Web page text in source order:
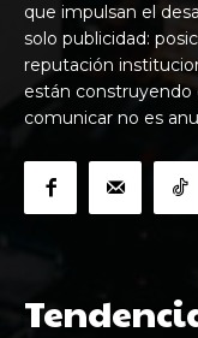
que impulsan el
solo publicidad:
reputación
están construyendo
comunicar no es